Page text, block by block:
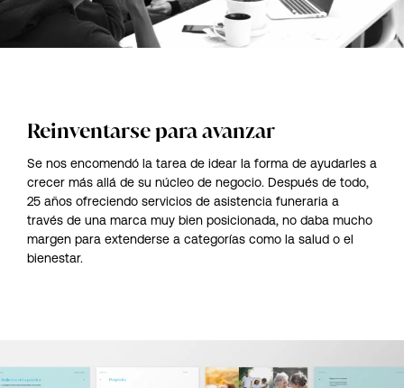
Reinventarse para avanzar
Se nos encomendó la tarea de idear la forma de ayudarles a
crecer más allá de su núcleo de negocio. Después de todo,
25 años ofreciendo servicios de asistencia funeraria a
través de una marca muy bien posicionada, no daba mucho
margen para extenderse a categorías como la salud o el
bienestar.